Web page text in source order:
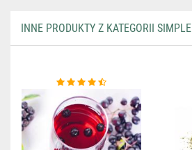
INNE PRODUKTY Z KATEGORII SIMPLE